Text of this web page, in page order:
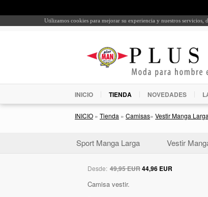
Utilizamos cookies para mejorar su experiencia y nuestros servicios,
INICIO TIENDA NOVEDADES
INICIO » Tienda » Camisas» Vestir Manga Larga
Sport Manga Larga Vestir
Desde: 49,95 EUR44,96 EUR
Camisa vestir.